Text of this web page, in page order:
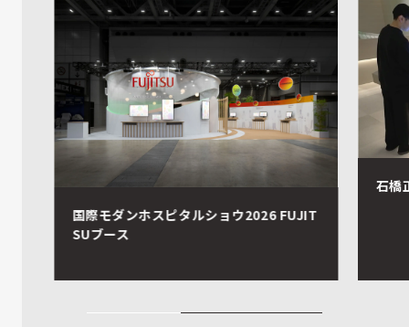
国際モダンホスピタルショウ2026 FUJIT
SUブース
石橋正